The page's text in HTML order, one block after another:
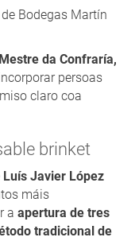
Bodegas Martín
da Confraría,
persoas
claro coa
brinket
Luís Javier López
máis
a apertura de tres
tradicional de